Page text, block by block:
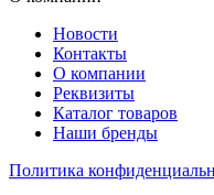
Новости
Контакты
О компании
Реквизиты
Каталог товаров
Наши бренды
Политика